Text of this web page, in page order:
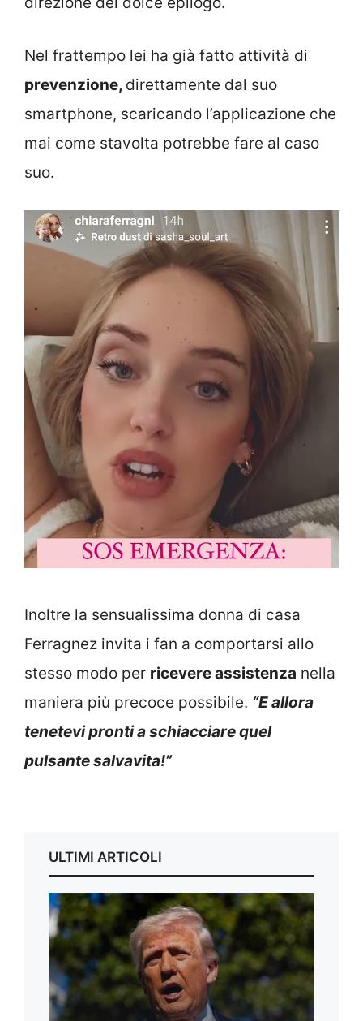
Nel frattempo lei ha già fatto attività di
prevenzione, direttamente dal suo
smartphone, scaricando l’applicazione che
mai come stavolta potrebbe fare al caso
suo.
Inoltre la sensualissima donna di casa
Ferragnez invita i fan a comportarsi allo
stesso modo per ricevere assistenza nella
maniera più precoce possibile. “E allora
tenetevi pronti a schiacciare quel
pulsante salvavita!”
ULTIMI ARTICOLI